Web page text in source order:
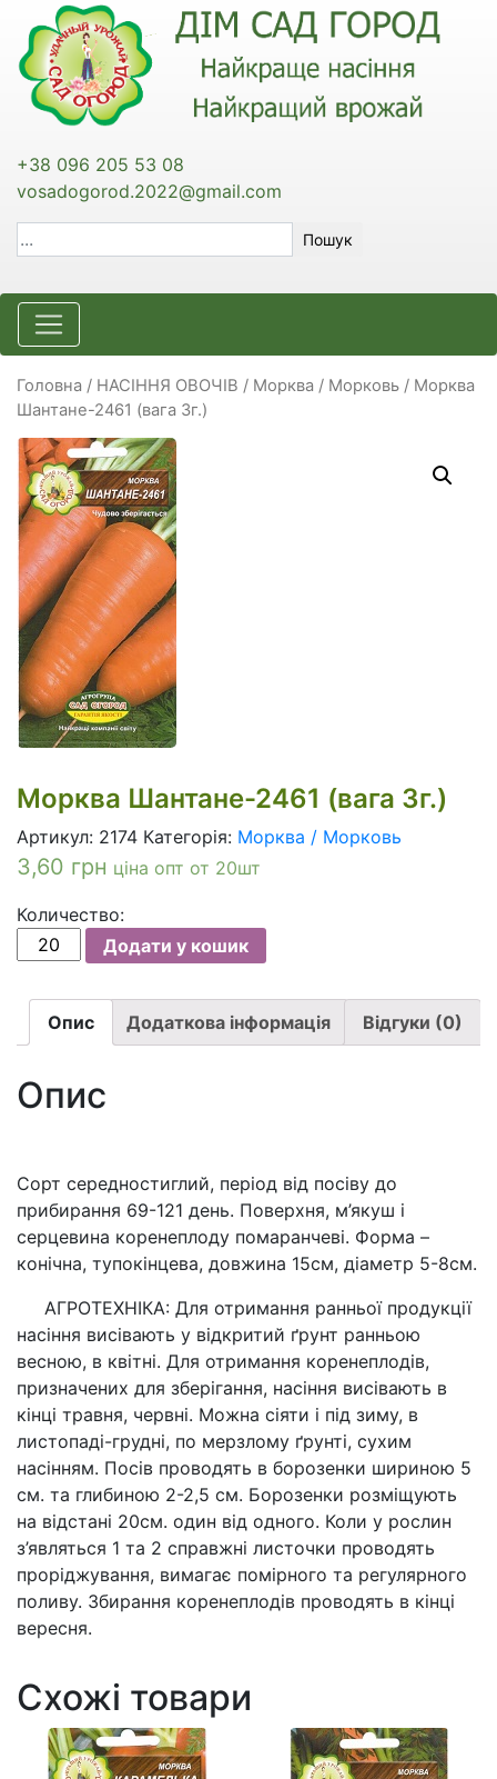
+38 096 205 53 08
vosadogorod.2022@gmail.com
Пошук
Головна / НАСІННЯ ОВОЧІВ / Морква / Морковь / Морква
Шантане-2461 (вага 3г.)
Морква Шантане-2461 (вага 3г.)
Артикул: 2174 Категорія: Морква / Морковь
3,60 грн ціна опт от 20шт
Количество:
Морква
Шантане-2461
(вага
кількість
Додати у кошик
Опис Додаткова інформація Відгуки (0)
Опис
Сорт середностиглий, період від посіву до
прибирання 69-121 день. Поверхня, м’якуш і
серцевина коренеплоду помаранчеві. Форма –
конічна, тупокінцева, довжина 15см, діаметр 5-8см.
АГРОТЕХНІКА: Для отримання ранньої продукції
насіння висівають у відкритий ґрунт ранньою
весною, в квітні. Для отримання коренеплодів,
призначених для зберігання, насіння висівають в
кінці травня, червні. Можна сіяти і під зиму, в
листопаді-грудні, по мерзлому ґрунті, сухим
насінням. Посів проводять в борозенки шириною 5
см. та глибиною 2-2,5 см. Борозенки розміщують
на відстані 20см. один від одного. Коли у рослин
з’являться 1 та 2 справжні листочки проводять
проріджування, вимагає помірного та регулярного
поливу. Збирання коренеплодів проводять в кінці
вересня.
Схожі товари